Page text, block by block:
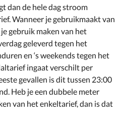
dan de hele dag stroom
Wanneer je gebruikmaakt van
gebruik maken van het
geleverd tegen het
en ‘s weekends tegen het
ingaat verschilt per
gevallen is dit tussen 23:00
Heb je een dubbele meter
van het enkeltarief, dan is dat